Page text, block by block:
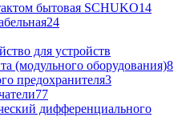
бытовая SCHUKO14
24
для устройств
(модульного оборудования)8
предохранителя3
77
дифференциального